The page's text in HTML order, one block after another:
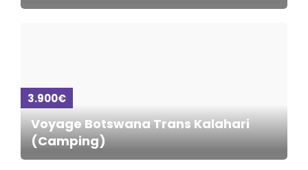
3.900€
Voyage Botswana Trans Kalahari
(Camping)